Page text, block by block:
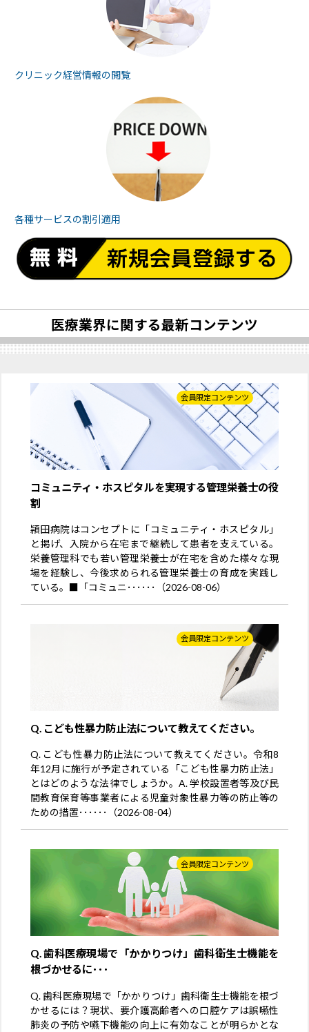
クリニック経営情報の閲覧
各種サービスの割引適用
医療業界に関する最新コンテンツ
会員限定コンテンツ
コミュニティ・ホスピタルを実現する管理栄養士の役
割
頴田病院はコンセプトに「コミュニティ・ホスピタル」
と掲げ、入院から在宅まで継続して患者を支えている。
栄養管理科でも若い管理栄養士が在宅を含めた様々な現
場を経験し、今後求められる管理栄養士の育成を実践し
ている。■「コミュニ･･････（2026-08-06）
会員限定コンテンツ
Q. こども性暴力防止法について教えてください。
Q. こども性暴力防止法について教えてください。令和8
年12月に施行が予定されている「こども性暴力防止法」
とはどのような法律でしょうか。A. 学校設置者等及び民
間教育保育等事業者による児童対象性暴力等の防止等の
ための措置･･････（2026-08-04）
会員限定コンテンツ
Q. 歯科医療現場で「かかりつけ」歯科衛生士機能を
根づかせるに･･･
Q. 歯科医療現場で「かかりつけ」歯科衛生士機能を根づ
かせるには？現状、要介護高齢者への口腔ケアは誤嚥性
肺炎の予防や嚥下機能の向上に有効なことが明らかとな